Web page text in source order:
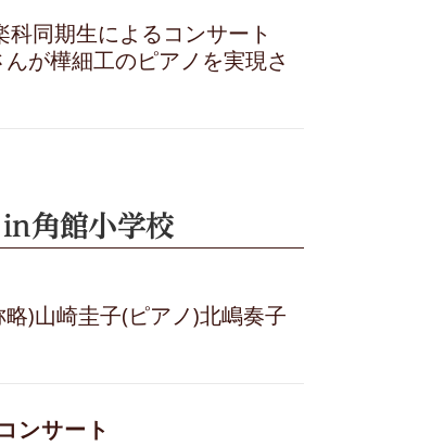
同期生によるコンサート
が樺細工のピアノを実現さ
角館小学校
)山崎圭子(ピアノ)北嶋奏子
ンサート